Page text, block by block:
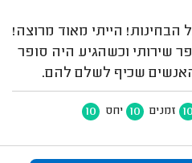
הבחינות! הייתי מאוד מרוצה!
שירותי וכשהגיע היה סופר
שכיף לשלם להם.
10 זמנים 10 יחס 10